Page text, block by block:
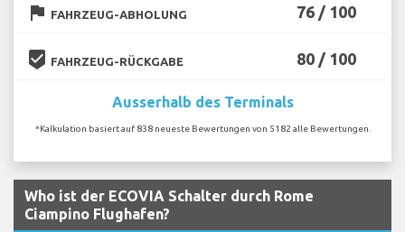
flag FAHRZEUG-ABHOLUNG 76 / 100
beenhere FAHRZEUG-RÜCKGABE 80 / 100
Ausserhalb des Terminals
*Kalkulation basiert auf 838 neueste Bewertungen von 5182 alle Bewertungen.
Who ist der ECOVIA Schalter durch Rome
Ciampino Flughafen?